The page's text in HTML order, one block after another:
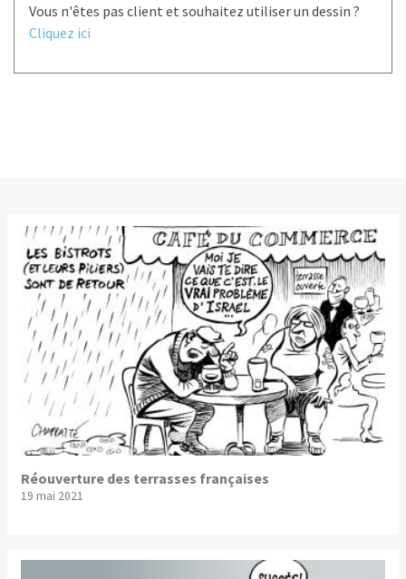
Vous n'êtes pas client et souhaitez utiliser un dessin ?
Cliquez ici
Réouverture des terrasses françaises
19 mai 2021